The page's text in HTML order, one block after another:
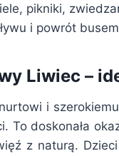
pikniki,
i powrót
Liwiec –
i
To doskonała
z naturą.